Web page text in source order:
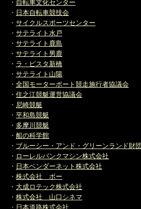
・ 自転車文化センター
・ 日本自転車競技会
・ サイクルスポーツセンター
・ サテライト水戸
・ サテライト鹿島
・ サテライト男鹿
・ ラ・ピスタ新橋
・ サテライト山陽
・ 全国モーターボート競走施行者協議会
・ 住之江競艇運営協議会
・ 尼崎競艇
・ 平和島競艇
・ 多摩川競艇
・ 船の科学館
・ ブルーシー・アンド・グリーンランド財
・ ローレルバンクマシン株式会社
・ 日本ベンダーネット株式会社
・ 株式会社 ボー
・ 大成ロテック株式会社
・ 株式会社 山口シネマ
・ 日本道路株式会社